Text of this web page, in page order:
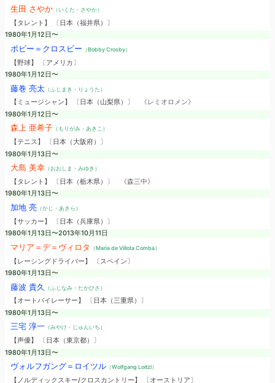
生田 さやか（いくた・さやか）
【タレント】 〔日本（福井県）〕
1980年1月12日〜
ボビー＝クロスビー （Bobby Crosby）
【野球】 〔アメリカ〕
1980年1月12日〜
藤巻 亮太（ふじまき・りょうた）
【ミュージシャン】 〔日本（山梨県）〕
《レミオロメン》
1980年1月12日〜
森上 亜希子（もりがみ・あきこ）
【テニス】 〔日本（大阪府）〕
1980年1月13日〜
大島 美幸（おおしま・みゆき）
【タレント】 〔日本（栃木県）〕
《森三中》
1980年1月13日〜
加地 亮（かじ・あきら）
【サッカー】 〔日本（兵庫県）〕
1980年1月13日〜2013年10月11日
マリア＝デ＝ヴィロタ （Maria de Villota Comba）
【レーシングドライバー】 〔スペイン〕
1980年1月13日〜
藤波 貴久 （ふじなみ・たかひさ）
【オートバイレーサー】 〔日本（三重県）〕
1980年1月13日〜
三宅 淳一（みやけ・じゅんいち）
【声優】 〔日本（東京都）〕
1980年1月13日〜
ヴォルフガング＝ロイツル（Wolfgang Loitzl）
【ノルディックスキー/クロスカントリー】 〔オーストリア〕